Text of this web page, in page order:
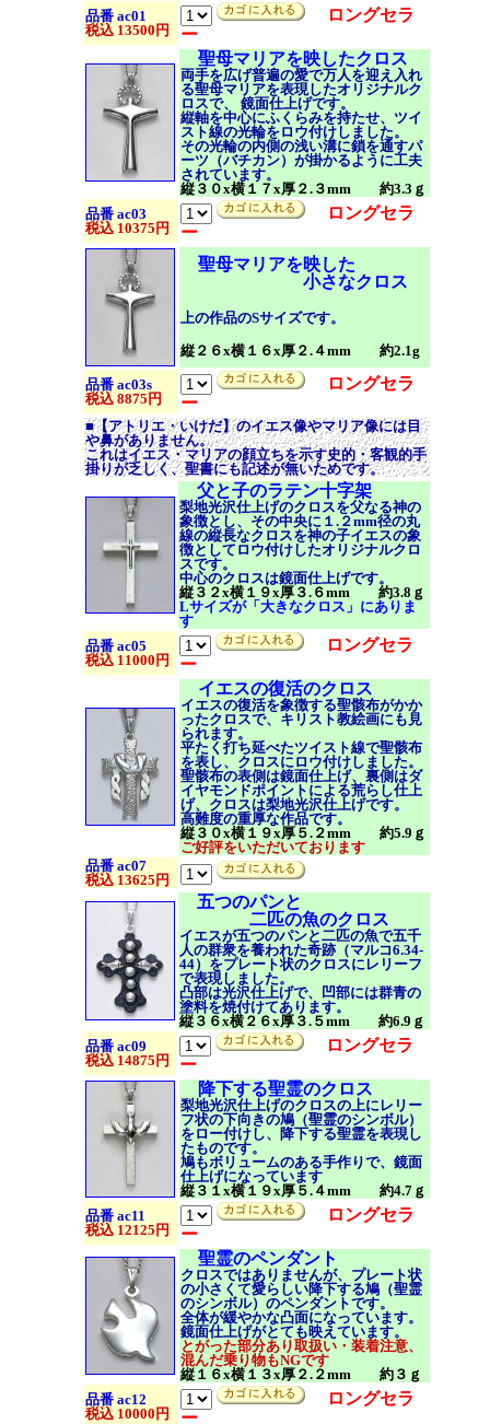
品番 ac01
税込 13500円
ロングセラ
ー
聖母マリアを映したクロス
両手を広げ普遍の愛で万人を迎え入れ
る聖母マリアを表現したオリジナルク
ロスで、 鏡面仕上げです。
縦軸を中心にふくらみを持たせ、ツイ
スト線の光輪をロウ付けしました。
その光輪の内側の浅い溝に鎖を通すパ
ーツ（バチカン）が掛かるように工夫
されています。
縦３０x横１７x厚２.３mm 約3.3ｇ
品番 ac03
税込 10375円
ロングセラ
ー
聖母マリアを映した
小さなクロス
上の作品のSサイズです。
縦２６x横１６x厚２.４mm 約2.1g
品番 ac03s
税込 8875円
ロングセラ
ー
■【アトリエ・いけだ】のイエス像やマリア像には目
や鼻がありません。
これはイエス・マリアの顔立ちを示す史的・客観的手
掛りが乏しく、聖書にも記述が無いためです。
父と子のラテン十字架
梨地光沢仕上げのクロスを父なる神の
象徴とし、その中央に１.２mm径の丸
線の縦長なクロスを神の子イエスの象
徴としてロウ付けしたオリジナルクロ
スです。
中心のクロスは鏡面仕上げです。
縦３２x横１９x厚３.６mm 約3.8ｇ
Lサイズが「大きなクロス」にありま
す
品番 ac05
税込 11000円
ロングセラ
ー
イエスの復活のクロス
イエスの復活を象徴する聖骸布がかか
ったクロスで、キリスト教絵画にも見
られます。
平たく打ち延べたツイスト線で聖骸布
を表し、クロスにロウ付けしました。
聖骸布の表側は鏡面仕上げ、裏側はダ
イヤモンドポイントによる荒らし仕上
げ、クロスは梨地光沢仕上げです。
高難度の重厚な作品です。
縦３０x横１９x厚５.２mm 約5.9ｇ
ご好評をいただいております
品番 ac07
税込 13625円
五つのパンと
二匹の魚のクロス
イエスが五つのパンと二匹の魚で五千
人の群衆を養われた奇跡（マルコ6.34-
44）をプレート状のクロスにレリーフ
で表現しました。
凸部は光沢仕上げで、凹部には群青の
塗料を焼付けてあります。
縦３６x横２６x厚３.５mm 約6.9ｇ
品番 ac09
税込 14875円
ロングセラ
ー
降下する聖霊のクロス
梨地光沢仕上げのクロスの上にレリー
フ状の下向きの鳩（聖霊のシンボル）
をロー付けし、降下する聖霊を表現し
たものです。
鳩もボリュームのある手作りで、鏡面
仕上げになっています
縦３１x横１９x厚５.４mm 約4.7ｇ
品番 ac11
税込 12125円
ロングセラ
ー
聖霊のペンダント
クロスではありませんが、プレート状
の小さくて愛らしい降下する鳩（聖霊
のシンボル）のペンダントです。
全体が緩やかな凸面になっています。
鏡面仕上げがとても映えています。
とがった部分あり取扱い・装着注意、
混んだ乗り物もNGです
縦１６x横１３x厚２.２mm 約３ｇ
品番 ac12
税込 10000円
ロングセラ
ー